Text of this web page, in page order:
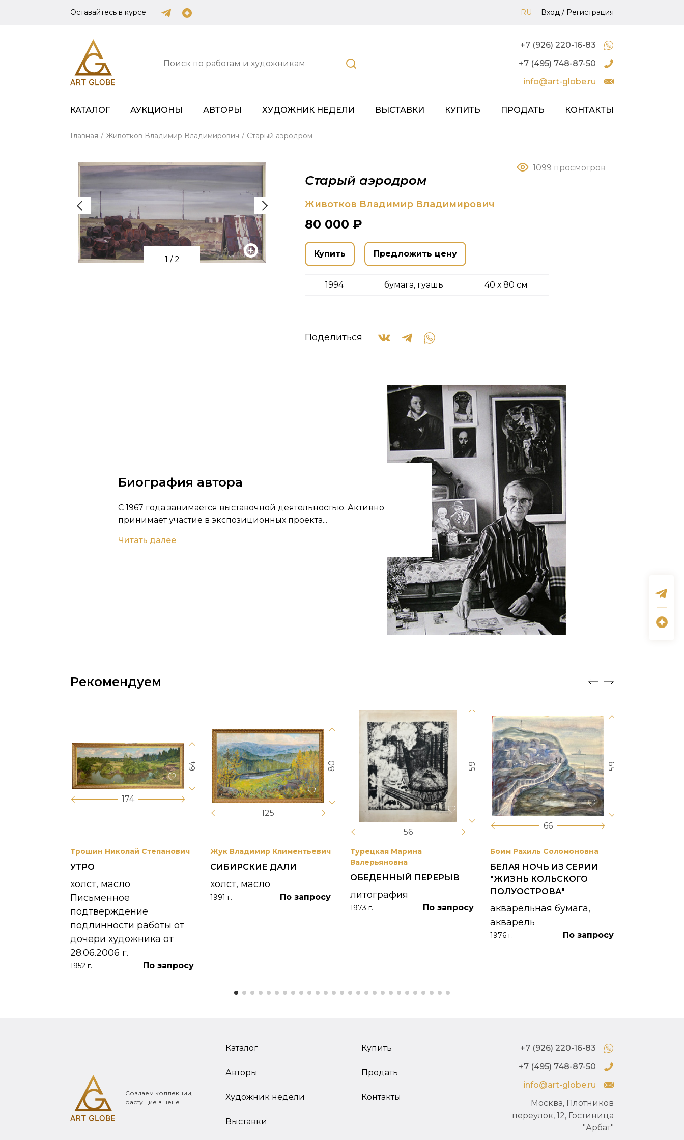
Оставайтесь в курсе RU Вход / Регистрация
+7 (926) 220-16-83
+7 (495) 748-87-50
info@art-globe.ru
КАТАЛОГ АУКЦИОНЫ АВТОРЫ ХУДОЖНИК НЕДЕЛИ ВЫСТАВКИ КУПИТЬ ПРОДАТЬ КОНТАКТЫ
Главная / Животков Владимир Владимирович / Старый аэродром
1 /2
1099 просмотров
Старый аэродром
Животков Владимир Владимирович
80 000 ₽
Купить Предложить цену
1994 бумага, гуашь 40 х 80 см
Поделиться
Биография автора
С 1967 года занимается выставочной деятельностью. Активно
принимает участие в экспозиционных проекта...
Читать далее
Рекомендуем
174
64
Трошин Николай Степанович
УТРО
холст, масло
Письменное
подтверждение
подлинности работы от
дочери художника от
28.06.2006 г.
1952 г. По запросу
125
80
Жук Владимир Климентьевич
СИБИРСКИЕ ДАЛИ
холст, масло
1991 г. По запросу
56
59
Турецкая Марина
Валерьяновна
ОБЕДЕННЫЙ ПЕРЕРЫВ
литография
1973 г. По запросу
66
59
Боим Рахиль Соломоновна
БЕЛАЯ НОЧЬ ИЗ СЕРИИ
"ЖИЗНЬ КОЛЬСКОГО
ПОЛУОСТРОВА"
акварельная бумага,
акварель
1976 г. По запросу
Создаем коллекции,
растущие в цене
Каталог
Авторы
Художник недели
Выставки
Купить
Продать
Контакты
+7 (926) 220-16-83
+7 (495) 748-87-50
info@art-globe.ru
Москва, Плотников
переулок, 12, Гостиница
"Арбат"